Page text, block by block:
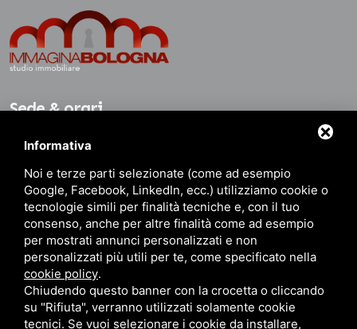
Sede & orari
40141 Bologna BO
Dalle 8.30 alle 19.30
Contatti
+39 051 480459
+39 342 7512118
Informativa
Noi e terze parti selezionate (come ad esempio
Google, Facebook, LinkedIn, ecc.) utilizziamo cookie o
tecnologie simili per finalità tecniche e, con il tuo
consenso, anche per altre finalità come ad esempio
per mostrati annunci personalizzati e non
personalizzati più utili per te, come specificato nella
cookie policy.
Chiudendo questo banner con la crocetta o cliccando
su "Rifiuta", verranno utilizzati solamente cookie
tecnici. Se vuoi selezionare i cookie da installare,